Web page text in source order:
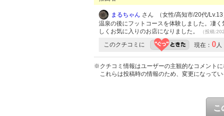
まるちゃん さん （女性/高知市/20代/Lv.13
温泉の後にフットコースを体験しました。凄
しくお気に入りのお店になりました。
（投稿
このクチコミに 現在： 0人
※クチコミ情報はユーザーの主観的なコメントに
これらは投稿時の情報のため、変更になって
こ